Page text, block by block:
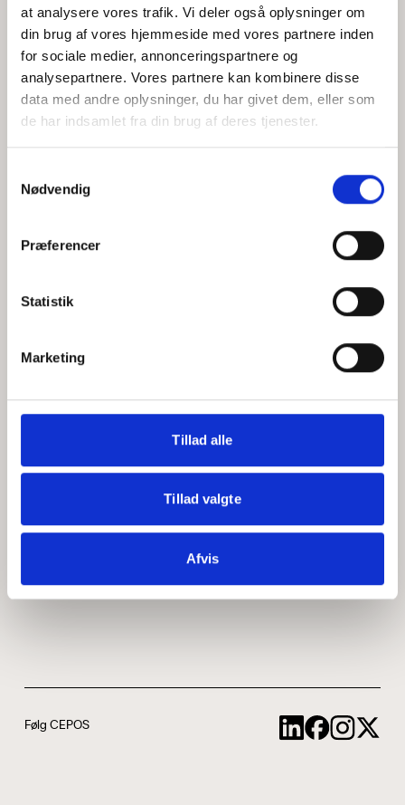
at analysere vores trafik. Vi deler også oplysninger om
din brug af vores hjemmeside med vores partnere inden
for sociale medier, annonceringspartnere og
analysepartnere. Vores partnere kan kombinere disse
data med andre oplysninger, du har givet dem, eller som
de har indsamlet fra din brug af deres tjenester.
Nødvendig
Præferencer
Statistik
Marketing
Tillad alle
Tillad valgte
Afvis
Jeg accepterer behandlingen af mine personoplysninger i
henhold tilprivatlivspolitikken
Hvem er CEPOS
Medarbejdere
ABCepos
Podcast
Følg CEPOS